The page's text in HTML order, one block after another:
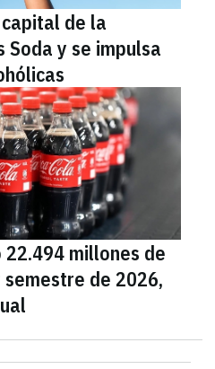
de la
y se impulsa
millones de
de 2026,